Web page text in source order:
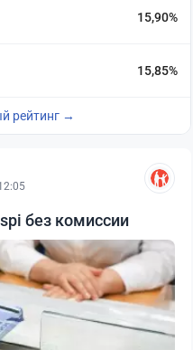
15,90%
15,85%
рейтинг →
без комиссии